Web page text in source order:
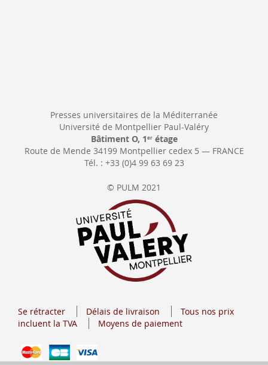
Presses universitaires de la Méditerranée
Université de Montpellier Paul-Valéry
Bâtiment O, 1 erétage
Route de Mende 34199 Montpellier cedex 5 — FRANCE
Tél. : +33 (0)4 99 63 69 23
© PULM 2021
Se rétracter Délais de livraison
Tous nos prix
incluent la TVA
Moyens de paiement